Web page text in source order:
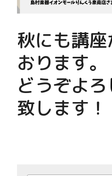
秋にも講
おります。
どうぞよ
致します！